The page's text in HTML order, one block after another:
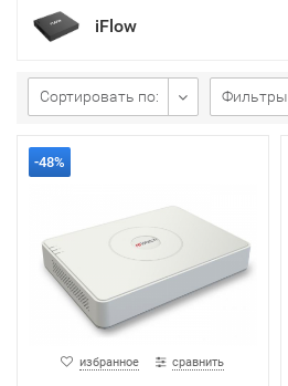
iFlow
Сортировать по: Фильтры
-48%
избранное сравнить